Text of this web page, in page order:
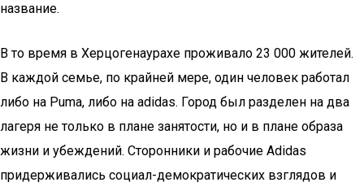
название.
В то время в Херцогенаурахе проживало 23 000 жителей.
В каждой семье, по крайней мере, один человек работал
либо на Puma, либо на adidas. Город был разделен на два
лагеря не только в плане занятости, но и в плане образа
жизни и убеждений. Сторонники и рабочие Adidas
придерживались социал-демократических взглядов и